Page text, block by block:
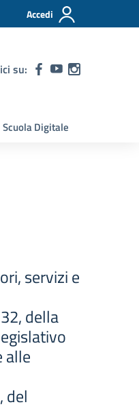
Accedi
su:
Scuola Digitale
servizi e
della
alle
del